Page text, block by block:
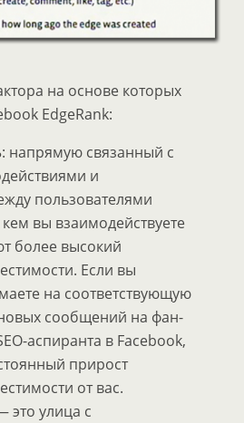
на основе которых
EdgeRank:
: напрямую связанный с
и
пользователями
кем вы взаимодействуете
более высокий
Если вы
на соответствующую
сообщений на фан-
аспиранта в Facebook,
прирост
от вас.
это улица с